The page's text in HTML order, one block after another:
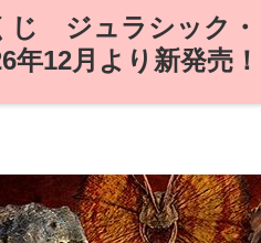
じ ジュラシック
年12月より新発売！